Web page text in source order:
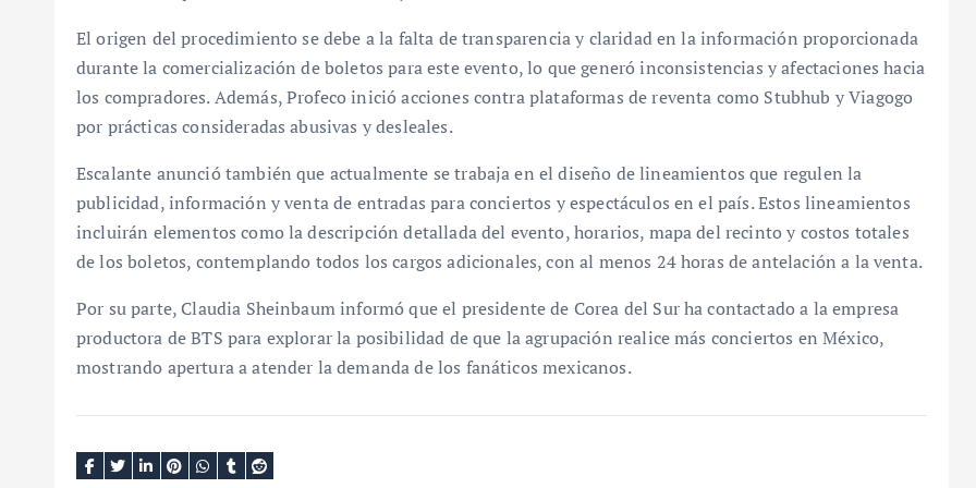
El origen del procedimiento se debe a la falta de transparencia y claridad en la información proporcionada
durante la comercialización de boletos para este evento, lo que generó inconsistencias y afectaciones hacia
los compradores. Además, Profeco inició acciones contra plataformas de reventa como Stubhub y Viagogo
por prácticas consideradas abusivas y desleales.
Escalante anunció también que actualmente se trabaja en el diseño de lineamientos que regulen la
publicidad, información y venta de entradas para conciertos y espectáculos en el país. Estos lineamientos
incluirán elementos como la descripción detallada del evento, horarios, mapa del recinto y costos totales
de los boletos, contemplando todos los cargos adicionales, con al menos 24 horas de antelación a la venta.
Por su parte, Claudia Sheinbaum informó que el presidente de Corea del Sur ha contactado a la empresa
productora de BTS para explorar la posibilidad de que la agrupación realice más conciertos en México,
mostrando apertura a atender la demanda de los fanáticos mexicanos.